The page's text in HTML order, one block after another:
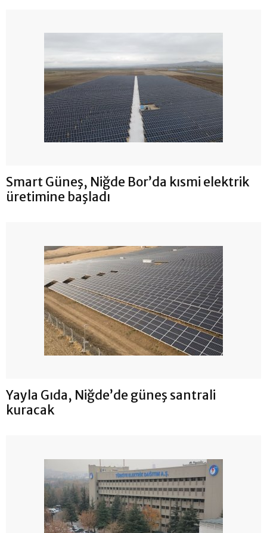
Smart Güneş, Niğde Bor’da kısmi elektrik
üretimine başladı
Yayla Gıda, Niğde’de güneş santrali
kuracak